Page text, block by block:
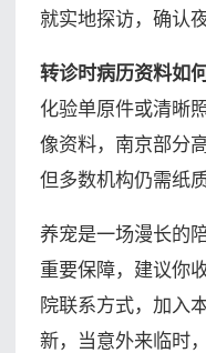
就实地探访，确认
转诊时病历资料如
化验单原件或清晰
像资料，南京部分
但多数机构仍需纸
养宠是一场漫长的
重要保障，建议你
院联系方式，加入
新，当意外来临时